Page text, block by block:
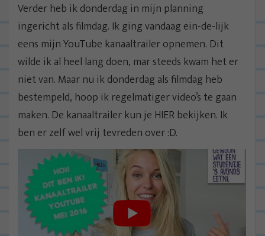
Verder heb ik donderdag in mijn planning
ingericht als filmdag. Ik ging vandaag ein-de-lijk
eens mijn YouTube kanaaltrailer opnemen. Dit
wilde ik al heel lang doen, mar steeds kwam het er
niet van. Maar nu ik donderdag als filmdag heb
bestempeld, hoop ik regelmatiger video’s te gaan
maken. De kanaaltrailer kun je HIER bekijken. Ik
ben er zelf wel vrij tevreden over :D.